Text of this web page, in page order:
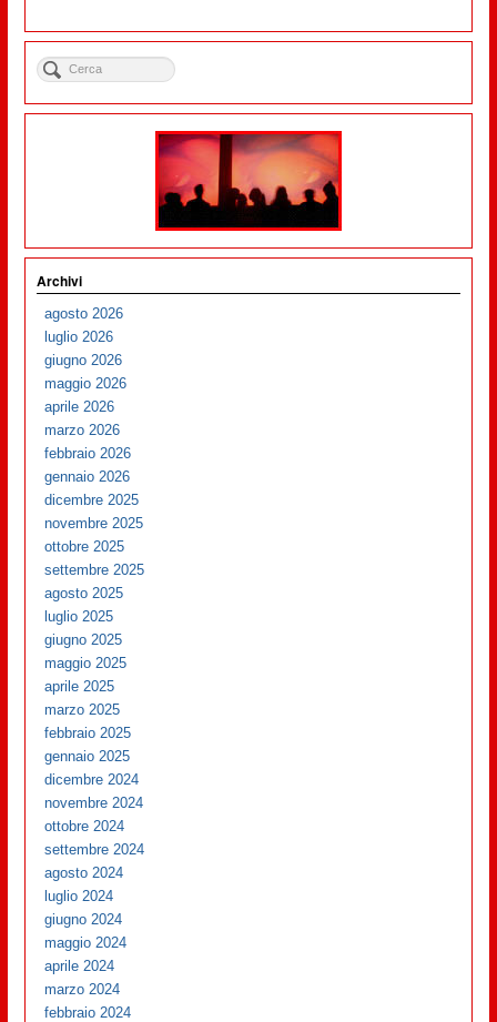
Archivi
agosto 2026
luglio 2026
giugno 2026
maggio 2026
aprile 2026
marzo 2026
febbraio 2026
gennaio 2026
dicembre 2025
novembre 2025
ottobre 2025
settembre 2025
agosto 2025
luglio 2025
giugno 2025
maggio 2025
aprile 2025
marzo 2025
febbraio 2025
gennaio 2025
dicembre 2024
novembre 2024
ottobre 2024
settembre 2024
agosto 2024
luglio 2024
giugno 2024
maggio 2024
aprile 2024
marzo 2024
febbraio 2024